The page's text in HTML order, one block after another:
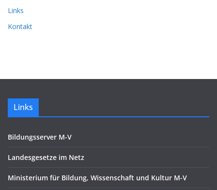
Links
Kontakt
Links
Bildungsserver M-V
Landesgesetze im Netz
Ministerium für Bildung, Wissenschaft und Kultur M-V